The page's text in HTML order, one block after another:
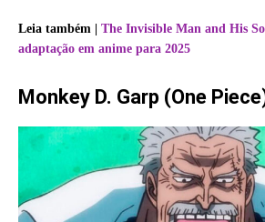
Leia também | The Invisible Man and His
adaptação em anime para 2025
Monkey D. Garp (One